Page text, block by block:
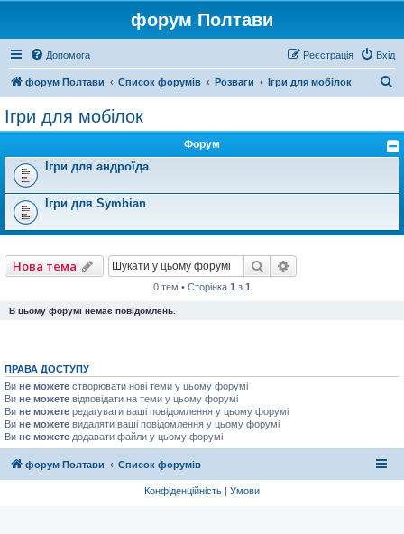
форум Полтави
Допомога Вхід
Реєстрація
форум Полтави Список форумів Розваги Ігри для мобілок
у
Ігри для мобілок
Форум
Ігри для андроїда
Ігри для Symbian
Нова тема Пошук
0 тем • Сторінка 1 з 1
В цьому форумі немає повідомлень.
ПРАВА ДОСТУПУ
Ви не можете створювати нові теми у цьому форумі
Ви не можете відповідати на теми у цьому форумі
Ви не можете редагувати ваші повідомлення у цьому форумі
Ви не можете видаляти ваші повідомлення у цьому форумі
Ви не можете додавати файли у цьому форумі
форум Полтави Список форумів
Конфіденційність | Умови